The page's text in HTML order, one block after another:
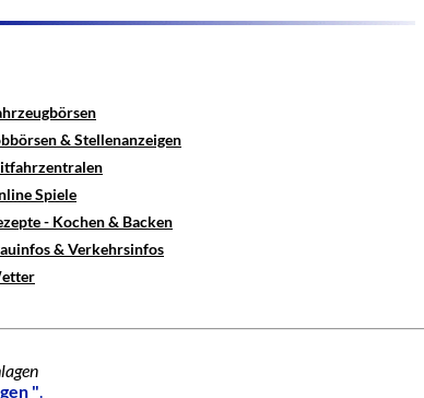
& Stellenanzeigen
Spiele
- Kochen & Backen
& Verkehrsinfos
".